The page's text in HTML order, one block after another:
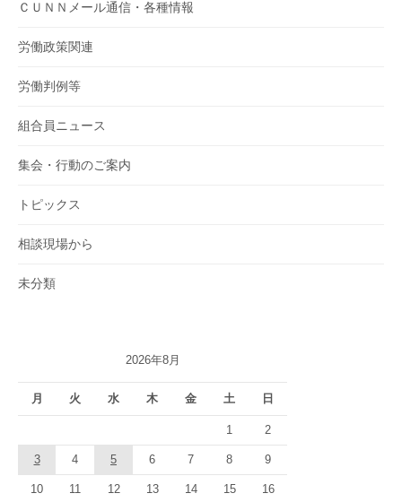
ＣＵＮＮメール通信・各種情報
労働政策関連
労働判例等
組合員ニュース
集会・行動のご案内
トピックス
相談現場から
未分類
2026年8月
月 火 水 木 金 土 日
1 2
3 4 5 6 7 8 9
10 11 12 13 14 15 16